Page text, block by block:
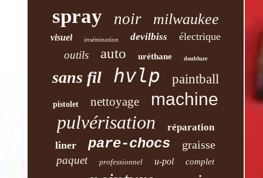
spray noir milwaukee
visuel insémination devilbiss électrique
outils auto uréthane doublure
sans fil hvlp paintball
pistolet nettoyage machine
pulvérisation réparation
liner pare-chocs graisse
paquet professionnel u-pol complet